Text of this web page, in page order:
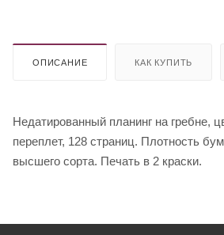
ОПИСАНИЕ КАК КУПИТЬ
Недатированный планинг на гребне,
переплет, 128 страниц. Плотность
высшего сорта. Печать в 2 краски.